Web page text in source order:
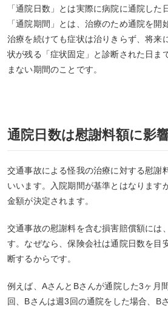
「通院日数」とは実際に病院に通院した
「通院期間」とは、治療のため通院を開
治療を続けても症状は治りきらず、将来
状が残る「症状固定」と診断された日ま
まない期間のことです。
通院日数は慰謝料額に影
交通事故による怪我の治療に対する慰謝
いいます。入院期間が基準とはなります
金額が決定されます。
交通事故の慰謝料を含む損害賠償額には
す。なぜなら、保険会社は通院日数を目
断するからです。
例えば、AさんとBさんが通院した3ヶ月
回、Bさんは週3回の通院をした場合、B